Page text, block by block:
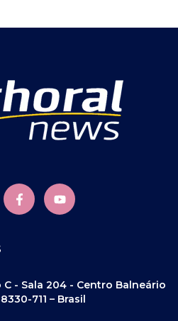
C - Sala 204 - Centro Balneário
711 – Brasil